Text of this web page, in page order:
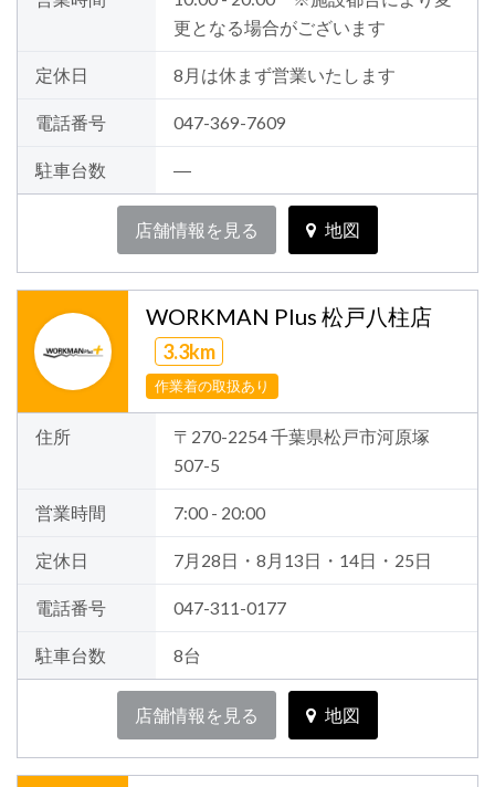
更となる場合がございます
定休日 8月は休まず営業いたします
電話番号 047-369-7609
駐車台数 ―
店舗情報を見る 地図
WORKMAN Plus 松戸八柱店
3.3km
作業着の取扱あり
住所
〒270-2254 千葉県松戸市河原塚
507-5
営業時間 7:00 - 20:00
定休日 7月28日・8月13日・14日・25日
電話番号 047-311-0177
駐車台数 8台
店舗情報を見る 地図